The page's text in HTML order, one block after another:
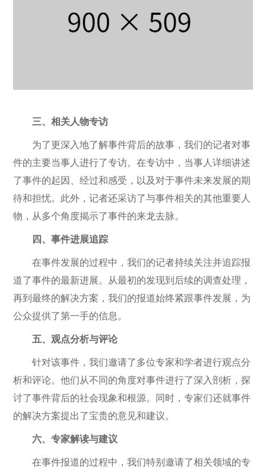
三、相关人物专访
为了更深入地了解事件背后的故事，我们的记者对事
件的主要当事人进行了专访。在专访中，当事人详细讲述
了事件的起因、经过和感受，以及对于事件未来发展的期
待和担忧。此外，记者还采访了与事件相关的其他重要人
物，从多个角度揭示了事件的来龙去脉。
四、事件进展追踪
在事件发展的过程中，我们的记者持续关注并追踪报
道了事件的最新进展。从最初的发现到后续的调查处理，
再到最终的解决方案，我们的报道始终紧跟事件发展，为
公众提供了第一手的信息。
五、观点分析与评论
针对该事件，我们邀请了多位专家和学者进行观点分
析和评论。他们从不同的角度对事件进行了深入剖析，探
讨了事件背后的社会现象和根源。同时，专家们还就事件
的解决方案提出了宝贵的意见和建议。
六、专家解读与建议
在事件报道的过程中，我们特别邀请了相关领域的专